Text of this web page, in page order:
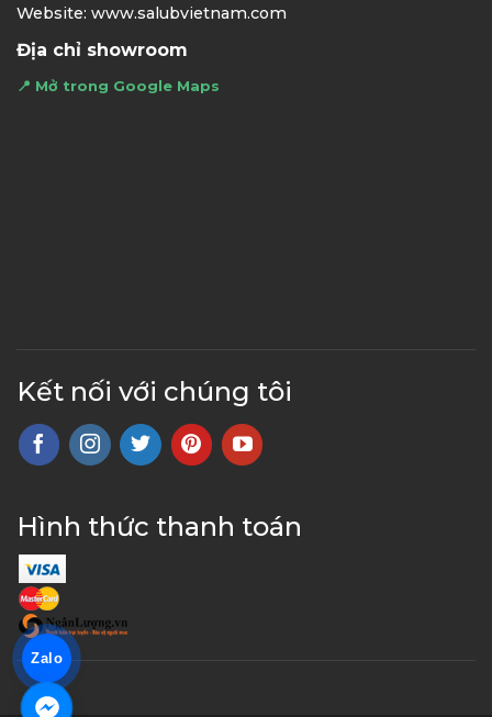
Website: www.salubvietnam.com
Địa chỉ showroom
📍 Mở trong Google Maps
Kết nối với chúng tôi
Hình thức thanh toán
Zalo